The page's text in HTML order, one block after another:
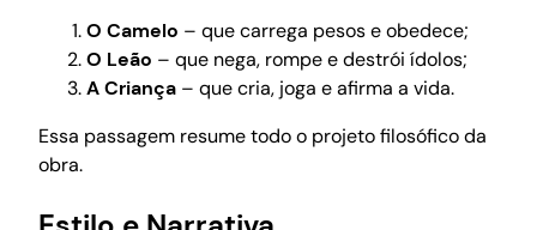
O Camelo – que carrega pesos e obedece;
O Leão – que nega, rompe e destrói ídolos;
A Criança – que cria, joga e afirma a vida.
Essa passagem resume todo o projeto filosófico da
obra.